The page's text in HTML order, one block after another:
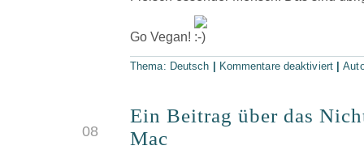
Go Vegan!
Thema: Deutsch Kommentare deaktiviert|
08
Ein Beitrag über das
Mac